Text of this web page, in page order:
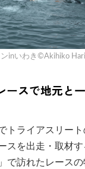
inいわき©Akihiko
ースで地元と
トライアスリー
スを出走・取材
で訪れたレース